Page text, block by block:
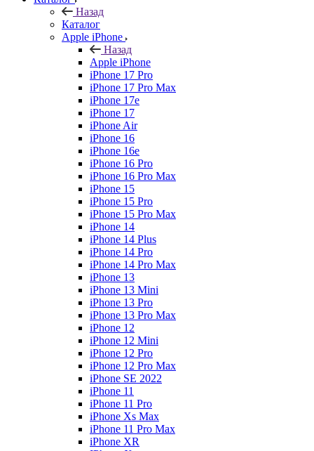
Назад
Каталог
Apple iPhone
Назад
Apple iPhone
iPhone 17 Pro
iPhone 17 Pro Max
iPhone 17e
iPhone 17
iPhone Air
iPhone 16
iPhone 16e
iPhone 16 Pro
iPhone 16 Pro Max
iPhone 15
iPhone 15 Pro
iPhone 15 Pro Max
iPhone 14
iPhone 14 Plus
iPhone 14 Pro
iPhone 14 Pro Max
iPhone 13
iPhone 13 Mini
iPhone 13 Pro
iPhone 13 Pro Max
iPhone 12
iPhone 12 Mini
iPhone 12 Pro
iPhone 12 Pro Max
iPhone SE 2022
iPhone 11
iPhone 11 Pro
iPhone Xs Max
iPhone 11 Pro Max
iPhone XR